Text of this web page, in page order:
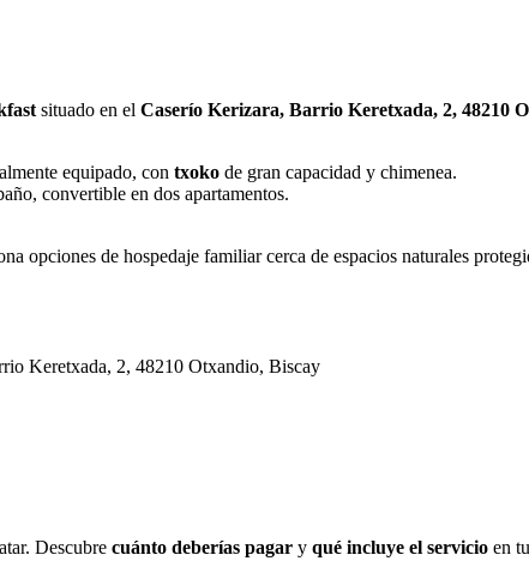
situado en el Caserío Kerizara, Barrio Keretxada, 2, 48210
equipado, con txoko de gran capacidad y chimenea.
convertible en dos apartamentos.
opciones de hospedaje familiar cerca de espacios naturales
Keretxada, 2, 48210 Otxandio, Biscay
Descubre cuánto deberías pagar y qué incluye el servicio en